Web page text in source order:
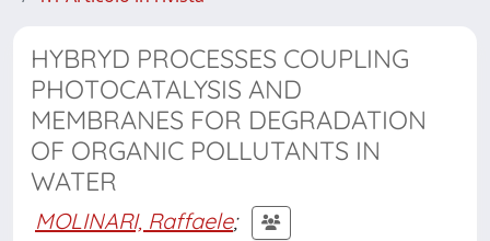
HYBRYD PROCESSES COUPLING
PHOTOCATALYSIS AND
MEMBRANES FOR DEGRADATION
OF ORGANIC POLLUTANTS IN
WATER
MOLINARI, Raffaele;